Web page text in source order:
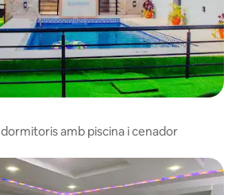
dormitoris amb piscina i cenador